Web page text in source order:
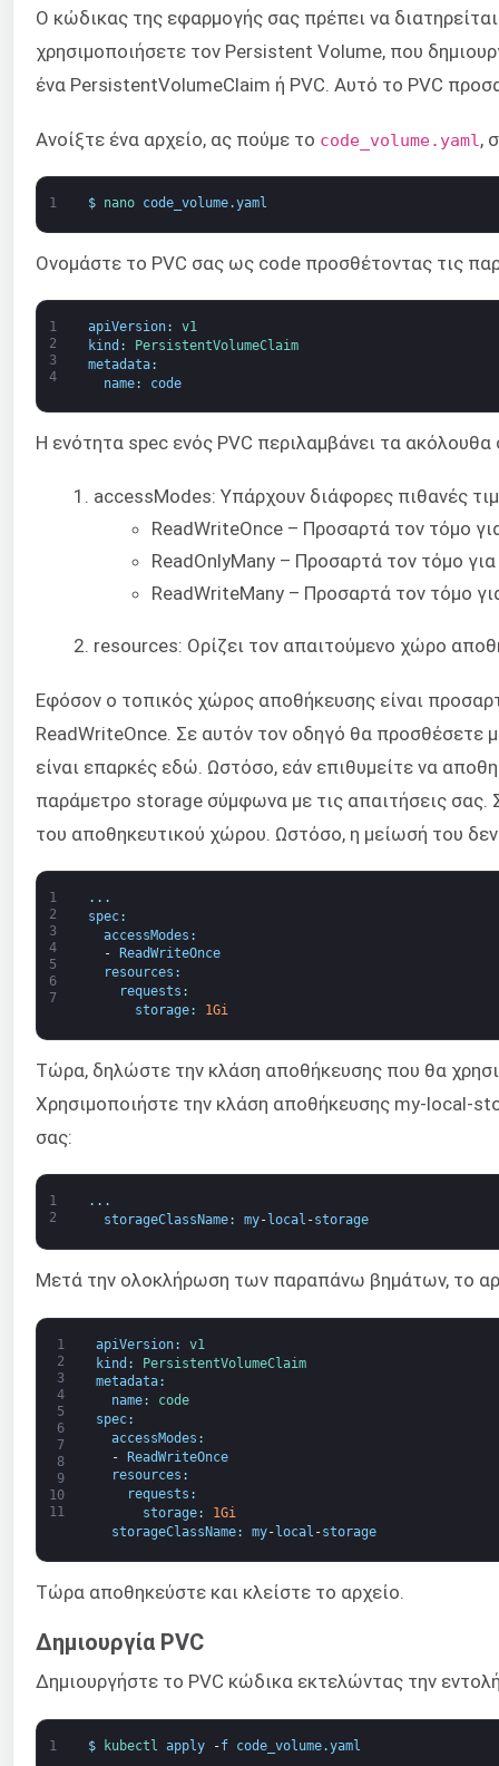
Ο κώδικας της εφαρμογής σας πρέπει να
χρησιμοποιήσετε τον Persistent Volume, που
ένα PersistentVolumeClaim ή PVC. Αυτό το PVC
Ανοίξτε ένα αρχείο, ας πούμε το code_volume.yaml ,
1 $ nano code_volume.yaml
Ονομάστε το PVC σας ως code προσθέτοντας τις
1
2
3
4
apiVersion:
v1
kind :
PersistentVolumeClaim
metadata:
name: code
Η ενότητα spec ενός PVC περιλαμβάνει τα ακόλουθα
accessModes: Υπάρχουν διάφορες πιθανές
ReadWriteOnce – Προσαρτά τον τόμο
ReadOnlyMany – Προσαρτά τον τόμο
ReadWriteMany – Προσαρτά τον τόμο
resources: Ορίζει τον απαιτούμενο χώρο
Εφόσον ο τοπικός χώρος αποθήκευσης είναι
ReadWriteOnce. Σε αυτόν τον οδηγό θα προσθέσετε
είναι επαρκές εδώ. Ωστόσο, εάν επιθυμείτε να
παράμετρο storage σύμφωνα με τις απαιτήσεις σας.
του αποθηκευτικού χώρου. Ωστόσο, η μείωσή του
1
2
3
4
5
6
7
. . .
spec:
accessModes :
-
ReadWriteOnce
resources :
requests :
storage: 1Gi
Τώρα, δηλώστε την κλάση αποθήκευσης που θα
Χρησιμοποιήστε την κλάση αποθήκευσης my-local-
σας:
1
2
. . .
storageClassName: my- local -storage
Μετά την ολοκλήρωση των παραπάνω βημάτων, το
1
2
3
4
5
6
7
8
9
10
11
apiVersion:
v1
kind :
PersistentVolumeClaim
metadata:
name:
code
spec:
accessModes :
- ReadWriteOnce
resources :
requests :
storage:
1Gi
storageClassName: my-local -storage
Τώρα αποθηκεύστε και κλείστε το αρχείο.
Δημιουργία PVC
Δημιουργήστε το PVC κώδικα εκτελώντας την
1 $ kubectl apply -f code_volume.yaml